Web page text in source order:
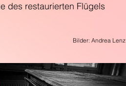
des restaurierten Flügels
Bilder: Andrea Lenz